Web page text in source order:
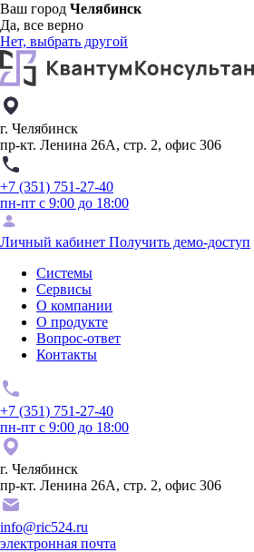
Ваш город Челябинск
Да, все верно
Нет, выбрать другой
г. Челябинск
пр-кт. Ленина 26А, стр. 2, офис 306
+7 (351) 751-27-40
пн-пт с 9:00 до 18:00
Личный кабинет Получить демо-доступ
Системы
Сервисы
О компании
О продукте
Вопрос-ответ
Контакты
+7 (351) 751-27-40
пн-пт с 9:00 до 18:00
г. Челябинск
пр-кт. Ленина 26А, стр. 2, офис 306
info@ric524.ru
электронная почта